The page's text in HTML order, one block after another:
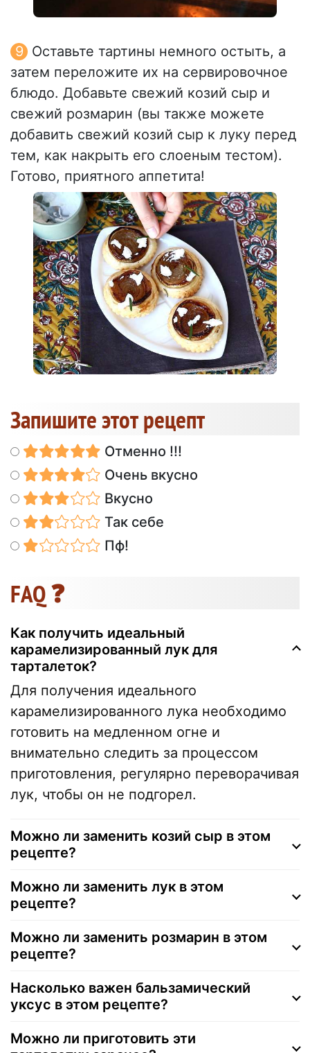
Оставьте тартины немного остыть, а
затем переложите их на сервировочное
блюдо. Добавьте свежий козий сыр и
свежий розмарин (вы также можете
добавить свежий козий сыр к луку перед
тем, как накрыть его слоеным тестом).
Готово, приятного аппетита!
Запишите этот рецепт
Отменно !!!
Очень вкусно
Вкусно
Так себе
Пф!
FAQ ❓
Как получить идеальный
карамелизированный лук для
тарталеток?
Для получения идеального
карамелизированного лука необходимо
готовить на медленном огне и
внимательно следить за процессом
приготовления, регулярно переворачивая
лук, чтобы он не подгорел.
Можно ли заменить козий сыр в этом
рецепте?
Можно ли заменить лук в этом
рецепте?
Можно ли заменить розмарин в этом
рецепте?
Насколько важен бальзамический
уксус в этом рецепте?
Можно ли приготовить эти